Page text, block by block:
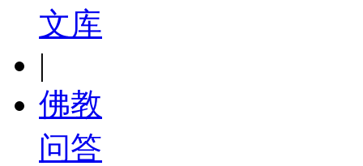
文库
|
佛教
问答